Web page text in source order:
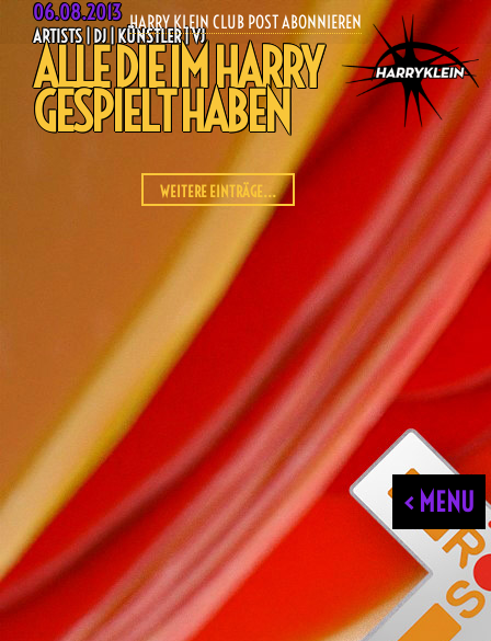
HARRY KLEIN CLUB POST ABONNIEREN
< MENU
06.08.2013
ARTISTS | DJ | KÜNSTLER | VJ
ALLE DIE IM HARRY
GESPIELT HABEN
WEITERE EINTRÄGE...